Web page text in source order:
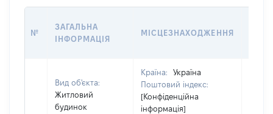
№
ЗАГАЛЬНА
ІНФОРМАЦІЯ
МІСЦЕЗНАХОДЖЕННЯ
Вид об'єкта:
Житловий
будинок
Країна:
Україна
Поштовий індекс:
[Конфіденційна
інформація]